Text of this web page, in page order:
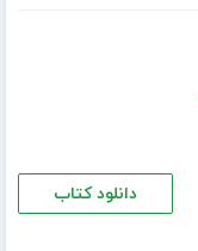
دانلود کتاب